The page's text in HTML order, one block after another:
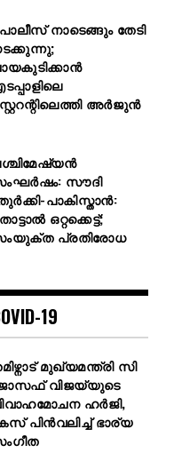
നാടെങ്ങും തേടി
അർജുൻ
സൗദി
പാകിസ്താൻ:
ഒറ്റക്കെട്ട്;
പ്രതിരോധ
19
മുഖ്യമന്ത്രി സി
വിജയ്‌യുടെ
ഹർജി,
പിൻവലിച്ച് ഭാര്യ